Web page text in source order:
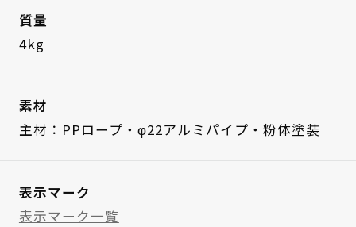
質量
4kg
素材
主材：PPロープ・φ22アルミパイプ・粉体塗装
表示マーク
表示マーク一覧